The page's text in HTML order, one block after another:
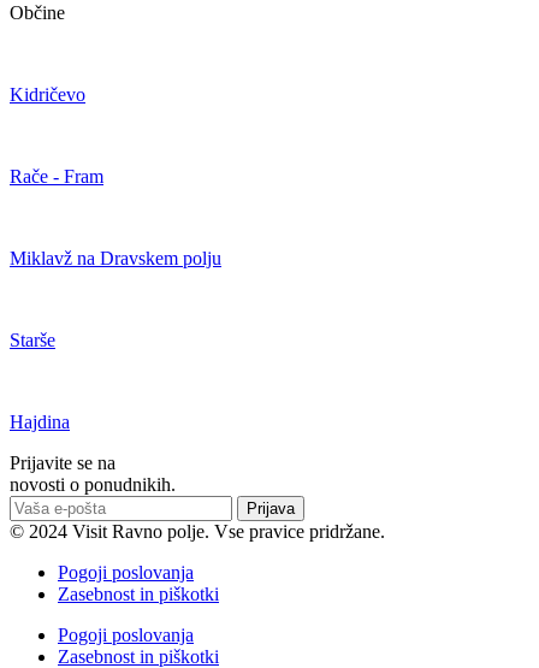
Občine
Kidričevo
Rače - Fram
Miklavž na Dravskem polju
Starše
Hajdina
Prijavite se na
novosti o ponudnikih.
Prijava
© 2024 Visit Ravno polje. Vse pravice pridržane.
Pogoji poslovanja
Zasebnost in piškotki
Pogoji poslovanja
Zasebnost in piškotki